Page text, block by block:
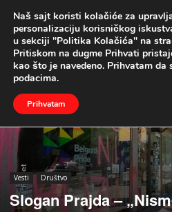
Naslovna Vesti Društvo
Vesti Društvo
Slogan Prajda –
Naš sajt koristi kolačiće za
personalizaciju korisničkog
u sekciji "Politika Kolačića" na
Pritiskom na dugme Prihvati
kao što je navedeno. Prihvatam
podacima.
Prihvatam